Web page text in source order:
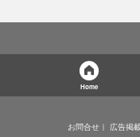
Home
お問合せ 広告掲